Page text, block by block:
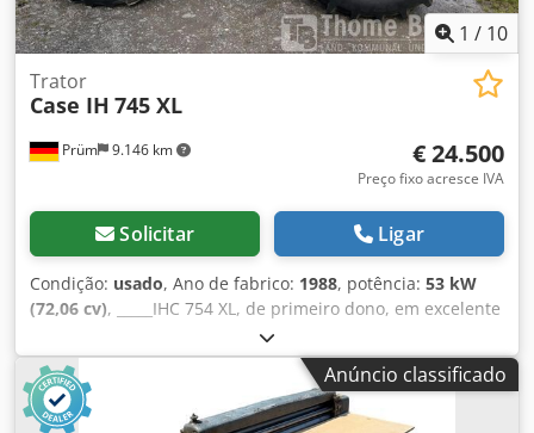
1 / 10
Prüm 9.146 km
Trator
Case IH 745 XL
€ 24.500
Preço fixo acresce IVA
Solicitar Ligar
Condição: usado, Ano de fabrico: 1988, potência: 53 kW
(72,06 cv), _____IHC 754 XL, de primeiro dono, em excelente
estado. Horas de utilização: aproximadamente 8.600. Ano
de fabricação: 1988. Elevação dianteira. Tomada de força
dianteira. Caixa de velocidades de 30 km/h. Preço:
24.500,00 euros, sem IVA. Localização: [informação
Anúncio classificado